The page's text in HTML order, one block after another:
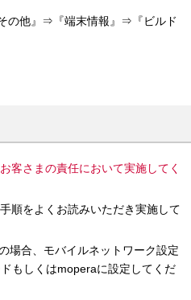
の他』⇒『端末情報』⇒『ビルド
客さまの責任において実施してく
順をよくお読みいただき実施して
場合、モバイルネットワーク設定
もしくはmoperaに設定してくだ